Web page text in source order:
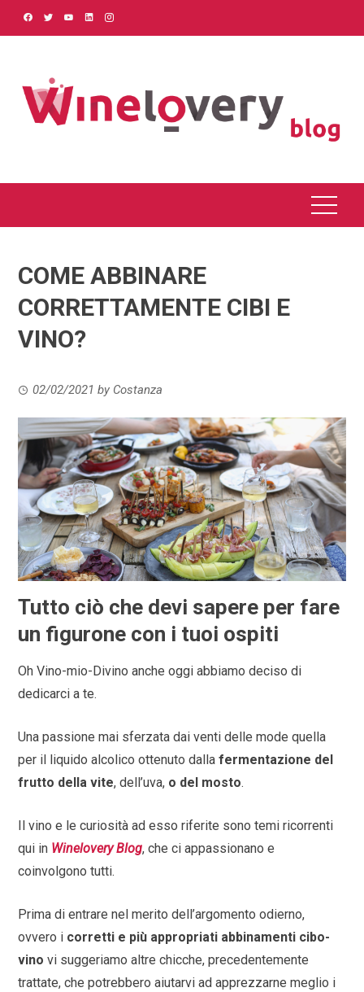
COME ABBINARE
CORRETTAMENTE CIBI E
VINO?
02/02/2021 by Costanza
Tutto ciò che devi sapere per fare
un figurone con i tuoi ospiti
Oh Vino-mio-Divino anche oggi abbiamo deciso di
dedicarci a te.
Una passione mai sferzata dai venti delle mode quella
per il liquido alcolico ottenuto dallafermentazione del
frutto della vite, dell’uva, o del mosto.
Il vino e le curiosità ad esso riferite sono temi ricorrenti
qui in Winelovery Blog, che ci appassionano e
coinvolgono tutti.
Prima di entrare nel merito dell’argomento odierno,
ovvero i corretti e più appropriati abbinamenti cibo-
vino vi suggeriamo altre chicche, precedentemente
trattate, che potrebbero aiutarvi ad apprezzarne meglio i